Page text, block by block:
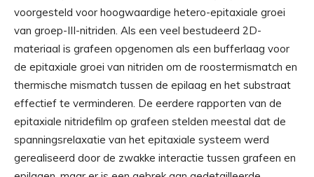
voorgesteld voor hoogwaardige hetero-epitaxiale groei
van groep-III-nitriden. Als een veel bestudeerd 2D-
materiaal is grafeen opgenomen als een bufferlaag voor
de epitaxiale groei van nitriden om de roostermismatch en
thermische mismatch tussen de epilaag en het substraat
effectief te verminderen. De eerdere rapporten van de
epitaxiale nitridefilm op grafeen stelden meestal dat de
spanningsrelaxatie van het epitaxiale systeem werd
gerealiseerd door de zwakke interactie tussen grafeen en